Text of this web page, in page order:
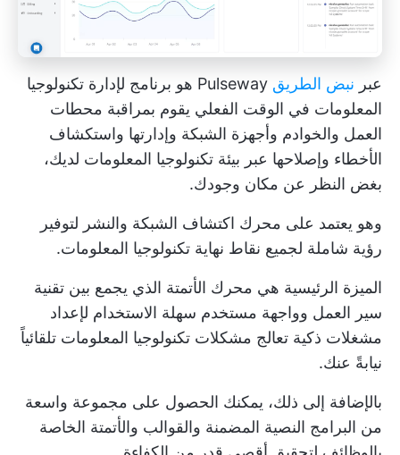
عبر نبض الطريق
Pulseway هو برنامج لإدارة تكنولوجيا
المعلومات في الوقت الفعلي يقوم بمراقبة محطات
العمل والخوادم وأجهزة الشبكة وإدارتها واستكشاف
الأخطاء وإصلاحها عبر بيئة تكنولوجيا المعلومات لديك،
بغض النظر عن مكان وجودك.
وهو يعتمد على محرك اكتشاف الشبكة والنشر لتوفير
رؤية شاملة لجميع نقاط نهاية تكنولوجيا المعلومات.
الميزة الرئيسية هي محرك الأتمتة الذي يجمع بين تقنية
سير العمل وواجهة مستخدم سهلة الاستخدام لإعداد
مشغلات ذكية تعالج مشكلات تكنولوجيا المعلومات تلقائياً
نيابةً عنك.
بالإضافة إلى ذلك، يمكنك الحصول على مجموعة واسعة
من البرامج النصية المضمنة والقوالب والأتمتة الخاصة